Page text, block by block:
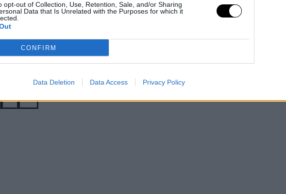
opt-out of Collection, Use, Retention, Sale, and/or Sharing
Data that Is Unrelated with the Purposes for which it
CONFIRM
Data Deletion Data Access Privacy Policy
- 2 lug 2026
a divertirsi a Wimbledon
vittorie che gli hanno
fede e la figura del suo
Next
Next
Last
Last »